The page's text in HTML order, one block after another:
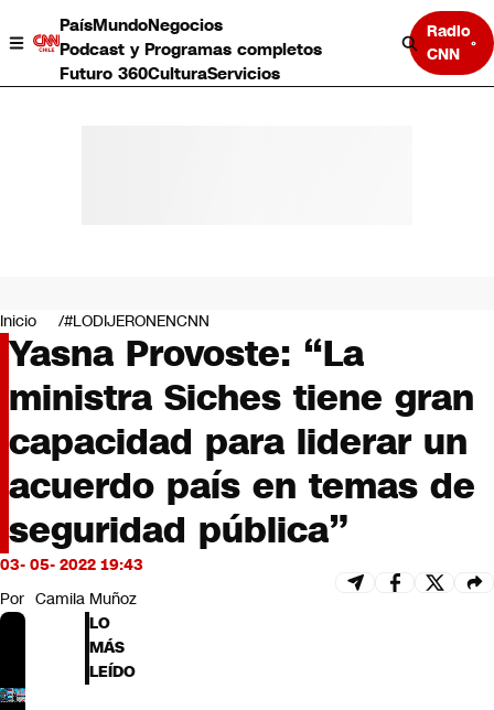
PaísMundoNegocios
Podcast y Programas completos
Futuro 360CulturaServicios
Radio
CNN
Negocios
Deportes
Programas completos
Cultura
Servicios
Bits
CNN Data
CNN tiempo
Opinión
Inicio #LODIJERONENCNN
Yasna Provoste: “La
ministra Siches tiene gran
capacidad para liderar un
acuerdo país en temas de
seguridad pública”
03- 05- 2022 19:43
Por Camila Muñoz
LO
MÁS
LEÍDO